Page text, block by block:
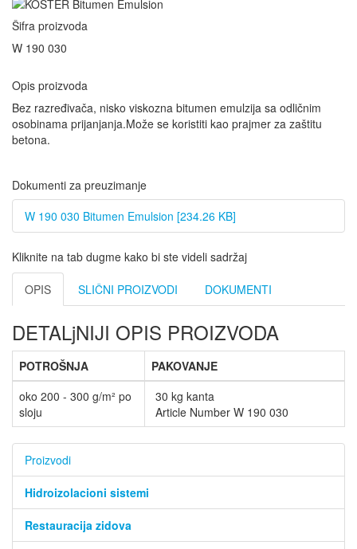
Šifra proizvoda
W 190 030
Opis proizvoda
Bez razređivača, nisko viskozna bitumen emulzija sa odličnim
osobinama prijanjanja.Može se koristiti kao prajmer za zaštitu
betona.
Dokumenti za preuzimanje
W 190 030 Bitumen Emulsion [234.26 KB]
Kliknite na tab dugme kako bi ste videli sadržaj
OPIS SLIČNI PROIZVODI DOKUMENTI
DETALjNIJI OPIS PROIZVODA
POTROŠNJA
PAKOVANJE
oko 200 - 300 g/m² po
sloju
30 kg kanta
Article Number W 190 030
Proizvodi
Hidroizolacioni sistemi
Restauracija zidova